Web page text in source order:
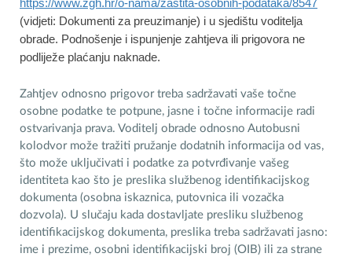
https://www.zgh.hr/o-nama/zastita-osobnih-podataka/8547
(vidjeti: Dokumenti za preuzimanje) i u sjedištu voditelja
obrade. Podnošenje i ispunjenje zahtjeva ili prigovora ne
podliježe plaćanju naknade.
Zahtjev odnosno prigovor treba sadržavati vaše točne
osobne podatke te potpune, jasne i točne informacije radi
ostvarivanja prava. Voditelj obrade odnosno Autobusni
kolodvor može tražiti pružanje dodatnih informacija od vas,
što može uključivati i podatke za potvrđivanje vašeg
identiteta kao što je preslika službenog identifikacijskog
dokumenta (osobna iskaznica, putovnica ili vozačka
dozvola). U slučaju kada dostavljate presliku službenog
identifikacijskog dokumenta, preslika treba sadržavati jasno:
ime i prezime, osobni identifikacijski broj (OIB) ili za strane